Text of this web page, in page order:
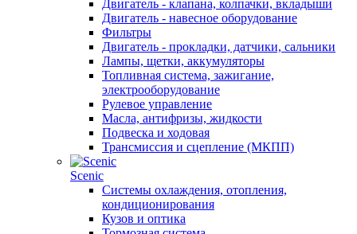
Двигатель - клапана, колпачки, вкладыши
Двигатель - навесное оборудование
Фильтры
Двигатель - прокладки, датчики, сальники
Лампы, щетки, аккумуляторы
Топливная система, зажигание,
электрооборудование
Рулевое управление
Масла, антифризы, жидкости
Подвеска и ходовая
Трансмиссия и сцепление (МКПП)
Scenic
Системы охлаждения, отопления,
кондиционирования
Кузов и оптика